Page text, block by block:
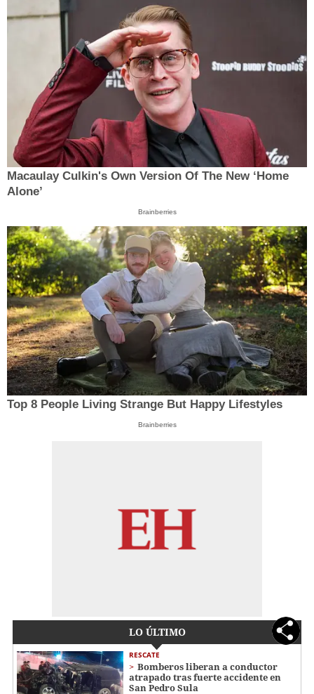
Macaulay Culkin's Own Version Of The New ‘Home
Alone’
Brainberries
Top 8 People Living Strange But Happy Lifestyles
Brainberries
LO ÚLTIMO
RESCATE
Bomberos liberan a conductor
atrapado tras fuerte accidente en
San Pedro Sula